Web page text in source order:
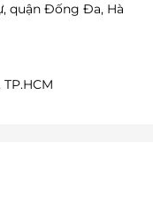
quận Đống Đa, Hà